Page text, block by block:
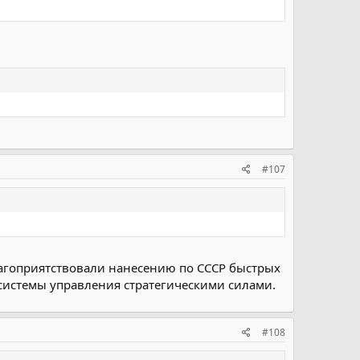
#107
нанесению по СССР быстрых
управления стратегическими силами.
#108